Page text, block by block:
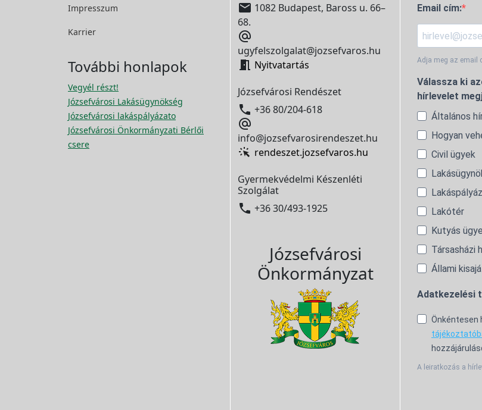
Impresszum
Karrier
További honlapok
Vegyél részt!
Józsefvárosi Lakásügynökség
Józsefvárosi lakáspályázato
Józsefvárosi Önkormányzati Bérlői
csere
 1082 Budapest, Baross u. 66–
68.

ugyfelszolgalat@jozsefvaros.hu
 Nyitvatartás
Józsefvárosi Rendészet
 +36 80/204-618

info@jozsefvarosirendeszet.hu
rendeszet.jozsefvaros.hu
Gyermekvédelmi Készenléti
Szolgálat
 +36 30/493-1925
Józsefvárosi
Önkormányzat
Email cím:
Adja meg az email
Válassza ki
hírlevelet
Általános
Hogyan
Civil ügyek
Lakótér
Kutyás
Társasházi
Állami
Adatkezelési
Önkéntesen
A leiratkozás a